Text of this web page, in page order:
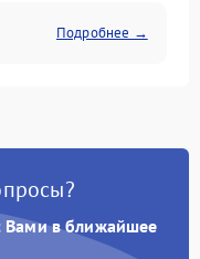
Подробнее →
Подробнее →
Вами в ближайшее